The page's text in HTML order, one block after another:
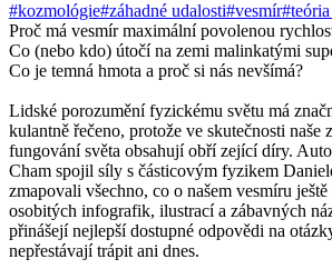
#kozmológie#záhadné udalosti#vesmír
Proč má vesmír maximální povolenou
Co (nebo kdo) útočí na zemi malinkatými
Co je temná hmota a proč si nás nevšímá?
Lidské porozumění fyzickému světu má
kulantně řečeno, protože ve skutečnosti naše
fungování světa obsahují obří zející díry.
Cham spojil síly s částicovým fyzikem
zmapovali všechno, co o našem vesmíru
osobitých infografik, ilustrací a zábavných
přinášejí nejlepší dostupné odpovědi na
nepřestávají trápit ani dnes.